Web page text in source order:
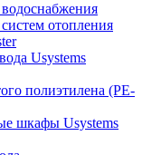
отопления
Usystems
полиэтилена (PE-
шкафы Usystems